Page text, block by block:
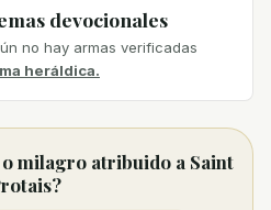
devocionales
no hay armas verificadas
heráldica.
milagro atribuido a Saint